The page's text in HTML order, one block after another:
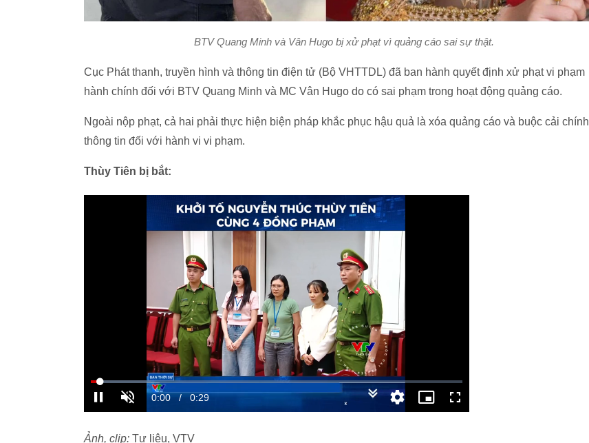
BTV Quang Minh và Vân Hugo bị xử phạt vì quảng cáo sai sự thật.
Cục Phát thanh, truyền hình và thông tin điện tử (Bộ VHTTDL) đã ban hành quyết định xử phạt vi phạm
hành chính đối với BTV Quang Minh và MC Vân Hugo do có sai phạm trong hoạt động quảng cáo.
Ngoài nộp phạt, cả hai phải thực hiện biện pháp khắc phục hậu quả là xóa quảng cáo và buộc cải chính
thông tin đối với hành vi vi phạm.
Thùy Tiên bị bắt:
Ảnh, clip: Tư liệu, VTV